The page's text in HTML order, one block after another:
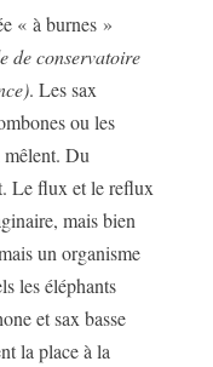
« à burnes »
de conservatoire
. Les sax
ou les
mêlent. Du
Le flux et le reflux
mais bien
un organisme
les éléphants
et sax basse
la place à la